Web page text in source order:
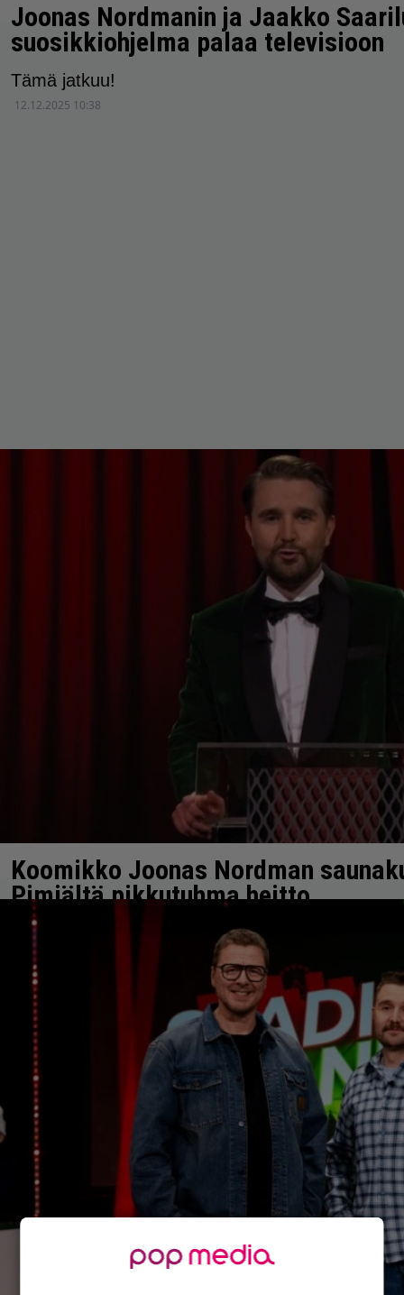
Joonas Nordmanin ja Jaakko
suosikkiohjelma palaa televisioon
Tämä jatkuu!
12.12.2025 10:38
Koomikko Joonas Nordman
Pimiältä pikkutuhma heitto
Ilon aihe, uusi sauna.
14.11.2025 04:59